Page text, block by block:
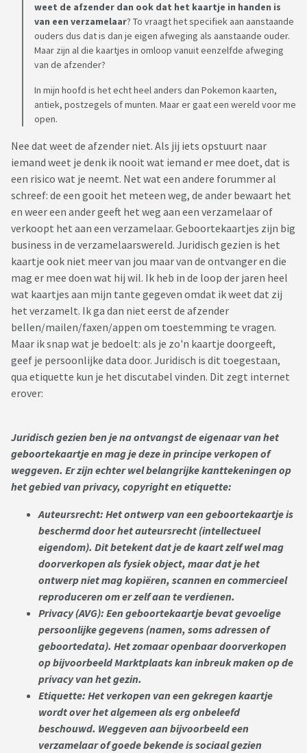
weet de afzender dan ook dat het kaartje in handen is
van een verzamelaar? To vraagt het specifiek aan aanstaande
ouders dus dat is dan je eigen afweging als aanstaande ouder.
Maar zijn al die kaartjes in omloop vanuit eenzelfde afweging
van de afzender?
In mijn hoofd is het echt heel anders dan Pokemon kaarten,
antiek, postzegels of munten. Maar er gaat een wereld voor me
open.
Nee dat weet de afzender niet. Als jij iets opstuurt naar
iemand weet je denk ik nooit wat iemand er mee doet, dat is
een risico wat je neemt. Net wat een andere forummer al
schreef: de een gooit het meteen weg, de ander bewaart het
en weer een ander geeft het weg aan een verzamelaar of
verkoopt het aan een verzamelaar. Geboortekaartjes zijn big
business in de verzamelaarswereld. Juridisch gezien is het
kaartje ook niet meer van jou maar van de ontvanger en die
mag er mee doen wat hij wil. Ik heb in de loop der jaren heel
wat kaartjes aan mijn tante gegeven omdat ik weet dat zij
het verzamelt. Ik ga dan niet eerst de afzender
bellen/mailen/faxen/appen om toestemming te vragen.
Maar ik snap wat je bedoelt: als je zo'n kaartje doorgeeft,
geef je persoonlijke data door. Juridisch is dit toegestaan,
qua etiquette kun je het discutabel vinden. Dit zegt internet
erover:
Juridisch gezien ben je na ontvangst de eigenaar van het
geboortekaartje en mag je deze in principe verkopen of
weggeven. Er zijn echter wel belangrijke kanttekeningen op
het gebied van privacy, copyright en etiquette:
Auteursrecht: Het ontwerp van een geboortekaartje is
beschermd door het auteursrecht (intellectueel
eigendom). Dit betekent dat je de kaart zelf wel mag
doorverkopen als fysiek object, maar dat je het
ontwerp niet mag kopiëren, scannen en commercieel
reproduceren om er zelf aan te verdienen.
Privacy (AVG): Een geboortekaartje bevat gevoelige
persoonlijke gegevens (namen, soms adressen of
geboortedata). Het zomaar openbaar doorverkopen
op bijvoorbeeld Marktplaats kan inbreuk maken op de
privacy van het gezin.
Etiquette: Het verkopen van een gekregen kaartje
wordt over het algemeen als erg onbeleefd
beschouwd. Weggeven aan bijvoorbeeld een
verzamelaar of goede bekende is sociaal gezien